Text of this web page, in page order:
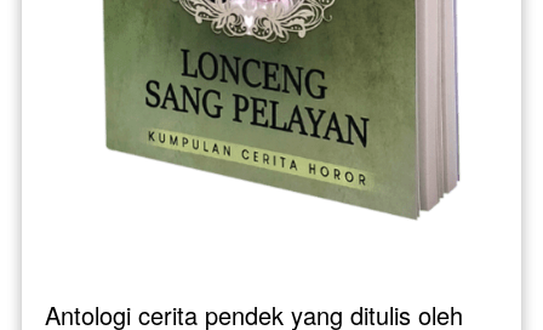
Antologi cerita pendek yang ditulis oleh